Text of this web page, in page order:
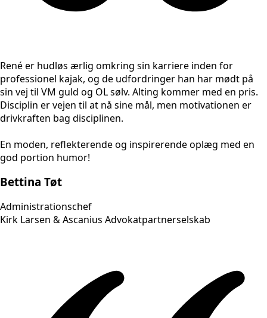
René er hudløs ærlig omkring sin karriere inden for
professionel kajak, og de udfordringer han har mødt på
sin vej til VM guld og OL sølv. Alting kommer med en pris.
Disciplin er vejen til at nå sine mål, men motivationen er
drivkraften bag disciplinen.
En moden, reflekterende og inspirerende oplæg med en
god portion humor!
Bettina Tøt
Administrationschef
Kirk Larsen & Ascanius Advokatpartnerselskab